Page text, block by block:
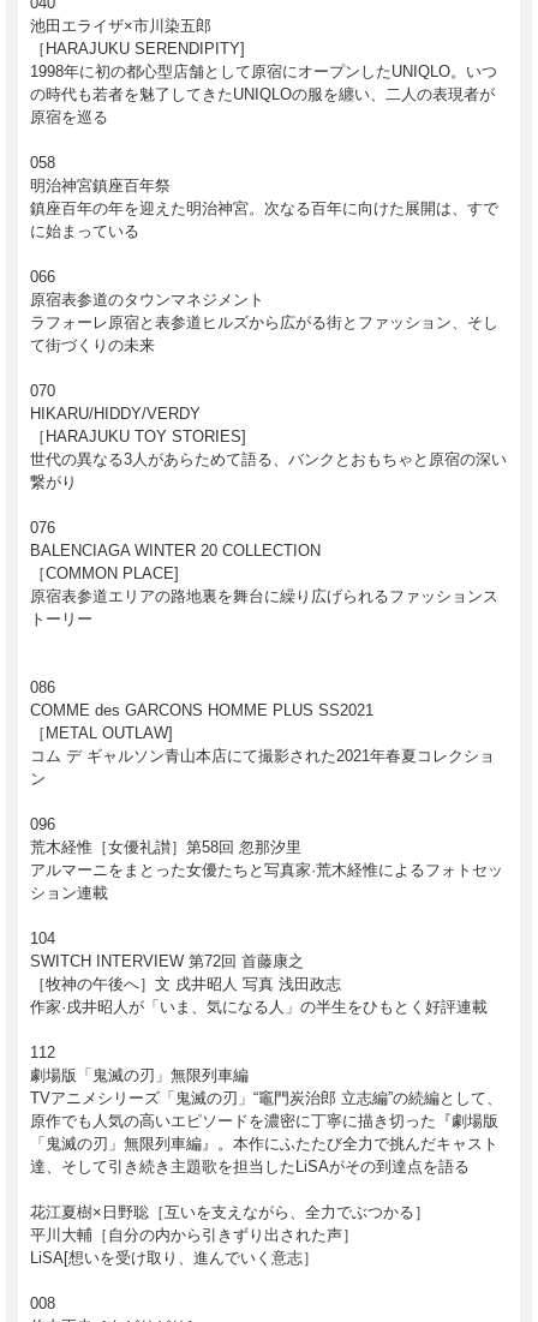
池田エライザ×市川染五郎
［HARAJUKU SERENDIPITY]
1998年に初の都心型店舗として原宿にオープンしたUNIQLO。いつ
の時代も若者を魅了してきたUNIQLOの服を纏い、二人の表現者が
原宿を巡る
058
明治神宮鎮座百年祭
鎮座百年の年を迎えた明治神宮。次なる百年に向けた展開は、すで
に始まっている
066
原宿表参道のタウンマネジメント
ラフォーレ原宿と表参道ヒルズから広がる街とファッション、そし
て街づくりの未来
070
HIKARU/HIDDY/VERDY
［HARAJUKU TOY STORIES]
世代の異なる3人があらためて語る、バンクとおもちゃと原宿の深い
繋がり
076
BALENCIAGA WINTER 20 COLLECTION
［COMMON PLACE]
原宿表参道エリアの路地裏を舞台に繰り広げられるファッションス
トーリー
086
COMME des GARCONS HOMME PLUS SS2021
［METAL OUTLAW]
コム デ ギャルソン青山本店にて撮影された2021年春夏コレクショ
ン
096
荒木経惟［女優礼讃］第58回 忽那汐里
アルマーニをまとった女優たちと写真家·荒木経惟によるフォトセッ
ション連載
104
SWITCH INTERVIEW 第72回 首藤康之
［牧神の午後へ］文 戌井昭人 写真 浅田政志
作家·戌井昭人が「いま、気になる人」の半生をひもとく好評連載
112
劇場版「鬼滅の刃」無限列車編
TVアニメシリーズ「鬼滅の刃」“竈門炭治郎 立志編”の続編として、
原作でも人気の高いエピソードを濃密に丁寧に描き切った『劇場版
「鬼滅の刃」無限列車編』。本作にふたたび全力で挑んだキャスト
達、そして引き続き主題歌を担当したLiSAがその到達点を語る
花江夏樹×日野聡［互いを支えながら、全力でぶつかる］
平川大輔［自分の内から引きずり出された声］
LiSA[想いを受け取り、進んでいく意志］
008